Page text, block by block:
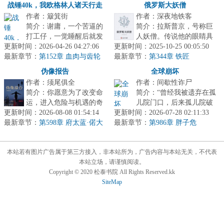
战锤40k，我欧格林人诸天行走
作者：簸箕街
简介：谢庸，一个苦逼的
打工仔，一觉睡醒后就发
现自己竟然待在了牢里，
但这可不是一般的牢
里……至于为什...
更新时间：2026-04-26 04:27:06
最新章节： 第152章 血肉与齿轮
俄罗斯大妖僧
作者：深夜地铁客
简介：拉斯普京，号称巨
人妖僧。传说他的眼睛具
有神奇的魔力，能够让女
人对他神魂颠倒，他甚至
与俄国皇后...
更新时间：2025-10-25 00:05:50
最新章节： 第344章 铁匠
伪像报告
作者：须尾俱全
简介：你愿意为了改变命
运，进入危险与机遇的奇
境吗？...
更新时间：2026-08-08 01:54:14
最新章节： 第598章 府太蓝·偌大
全球崩坏
作者：间歇性诈尸
简介：“曾经我被遗弃在孤
儿院门口，后来孤儿院破
产了”“曾经我上过一个幼
儿园，后来这家幼儿园倒
更新时间：2026-07-28 02:11:33
最新章节： 第986章 胖子危
本站若有图片广告属于第三方接入，非本站所为，广告内容与本站无关，不代表
本站立场，请谨慎阅读。
Copyright © 2020 松泰书院 All Rights Reserved.kk
SiteMap